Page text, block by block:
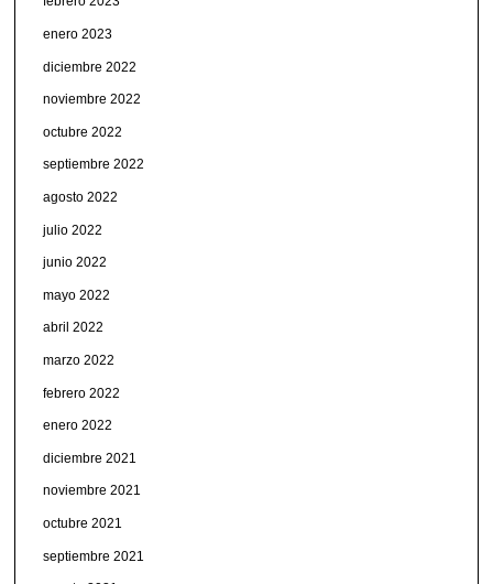
enero 2023
diciembre 2022
noviembre 2022
octubre 2022
septiembre 2022
agosto 2022
julio 2022
junio 2022
mayo 2022
abril 2022
marzo 2022
febrero 2022
enero 2022
diciembre 2021
noviembre 2021
octubre 2021
septiembre 2021